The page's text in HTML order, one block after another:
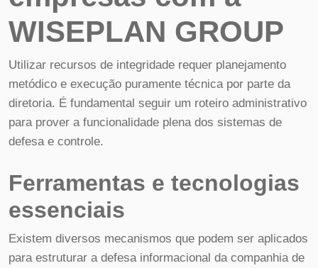
WISEPLAN GROUP
Utilizar recursos de integridade requer planejamento
metódico e execução puramente técnica por parte da
diretoria. É fundamental seguir um roteiro administrativo
para prover a funcionalidade plena dos sistemas de
defesa e controle.
Ferramentas e tecnologias
essenciais
Existem diversos mecanismos que podem ser aplicados
para estruturar a defesa informacional da companhia de